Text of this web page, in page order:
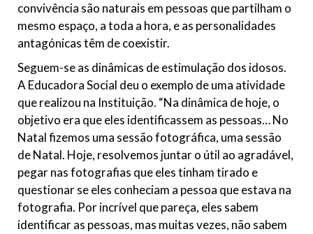
convivência são naturais em pessoas que partilham o
mesmo espaço, a toda a hora, e as personalidades
antagónicas têm de coexistir.
Seguem-se as dinâmicas de estimulação dos idosos.
A Educadora Social deu o exemplo de uma atividade
que realizou na Instituição. “Na dinâmica de hoje, o
objetivo era que eles identificassem as pessoas… No
Natal fizemos uma sessão fotográfica, uma sessão
de Natal. Hoje, resolvemos juntar o útil ao agradável,
pegar nas fotografias que eles tinham tirado e
questionar se eles conheciam a pessoa que estava na
fotografia. Por incrível que pareça, eles sabem
identificar as pessoas, mas muitas vezes, não sabem